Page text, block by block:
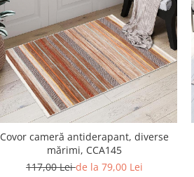
Covor cameră antiderapant, diverse
mărimi, CCA145
117,00 Leide la 79,00 Lei